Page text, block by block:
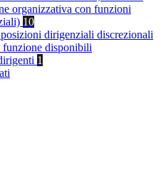
organizzativa con funzioni
10
dirigenziali discrezionali
funzione disponibili
1